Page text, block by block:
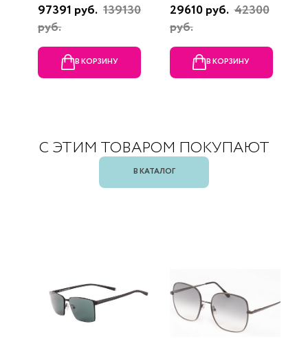
97391 руб. 139130
руб.
В КОРЗИНУ
29610 руб. 42300
руб.
В КОРЗИНУ
С ЭТИМ ТОВАРОМ ПОКУПАЮТ
В КАТАЛОГ